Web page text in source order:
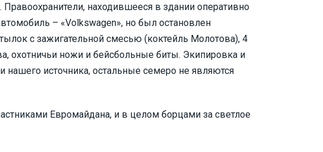
находившееся в здании оперативно
– «Volkswagen», но был остановлен
с зажигательной смесью (коктейль Молотова), 4
охотничьи ножи и бейсбольные биты. Экипировка и
источника, остальные семеро не являются
Евромайдана, и в целом борцами за светлое